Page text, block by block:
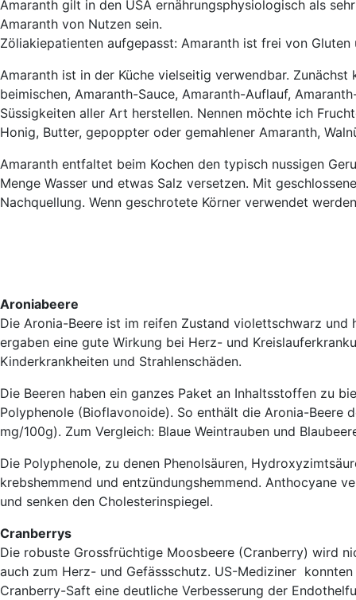
Amaranth gilt in den USA ernährungsphysiologisch als
Amaranth von Nutzen sein.
Zöliakiepatienten aufgepasst: Amaranth ist frei von
Amaranth ist in der Küche vielseitig verwendbar.
beimischen, Amaranth-Sauce, Amaranth-Auflauf,
Süssigkeiten aller Art herstellen. Nennen möchte ich
Honig, Butter, gepoppter oder gemahlener Amaranth,
Amaranth entfaltet beim Kochen den typisch nussigen
Menge Wasser und etwas Salz versetzen. Mit
Nachquellung. Wenn geschrotete Körner verwendet
Aroniabeere
Die Aronia-Beere ist im reifen Zustand violettschwarz
ergaben eine gute Wirkung bei Herz- und
Kinderkrankheiten und Strahlenschäden.
Die Beeren haben ein ganzes Paket an Inhaltsstoffen zu
Polyphenole (Bioflavonoide). So enthält die Aronia-Beere
mg/100g). Zum Vergleich: Blaue Weintrauben und
Die Polyphenole, zu denen Phenolsäuren,
krebshemmend und entzündungshemmend. Anthocyane
und senken den Cholesterinspiegel.
Cranberrys
Die robuste Grossfrüchtige Moosbeere (Cranberry) wird
auch zum Herz- und Gefässschutz. US-Mediziner
Cranberry-Saft eine deutliche Verbesserung der